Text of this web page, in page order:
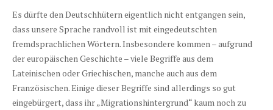
Es dürfte den Deutschhütern eigentlich nicht entgangen sein,
dass unsere Sprache randvoll ist mit eingedeutschten
fremdsprachlichen Wörtern. Insbesondere kommen – aufgrund
der europäischen Geschichte – viele Begriffe aus dem
Lateinischen oder Griechischen, manche auch aus dem
Französischen. Einige dieser Begriffe sind allerdings so gut
eingebürgert, dass ihr „Migrationshintergrund“ kaum noch zu